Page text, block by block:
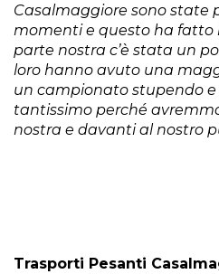
Casalmaggiore sono state
momenti e questo ha fatto
parte nostra c’è stata un
loro hanno avuto una
un campionato stupendo e
tantissimo perché
nostra e davanti al nostro
Trasporti Pesanti